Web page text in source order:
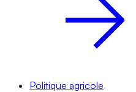
Politique agricole